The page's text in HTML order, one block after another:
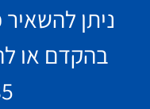
ניתן
בהקדם או